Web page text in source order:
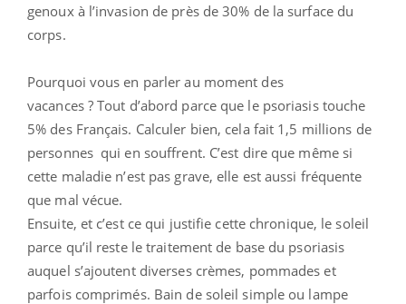
genoux à l’invasion de près de 30% de la surface du
corps.
Pourquoi vous en parler au moment des
vacances ? Tout d’abord parce que le psoriasis touche
5% des Français. Calculer bien, cela fait 1,5 millions de
personnes qui en souffrent. C’est dire que même si
cette maladie n’est pas grave, elle est aussi fréquente
que mal vécue.
Ensuite, et c’est ce qui justifie cette chronique, le soleil
parce qu’il reste le traitement de base du psoriasis
auquel s’ajoutent diverses crèmes, pommades et
parfois comprimés. Bain de soleil simple ou lampe